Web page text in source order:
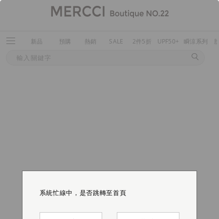
新品 預購 熱銷 SALE 2件5折 UPF50+ 瞬涼系列
系統忙線中，是否跳轉至首頁
系統忙線中，是否跳轉至首頁
系統忙線中，是否跳轉至首頁
系統忙線中，是否跳轉至首頁
系統忙線中，是否跳轉至首頁